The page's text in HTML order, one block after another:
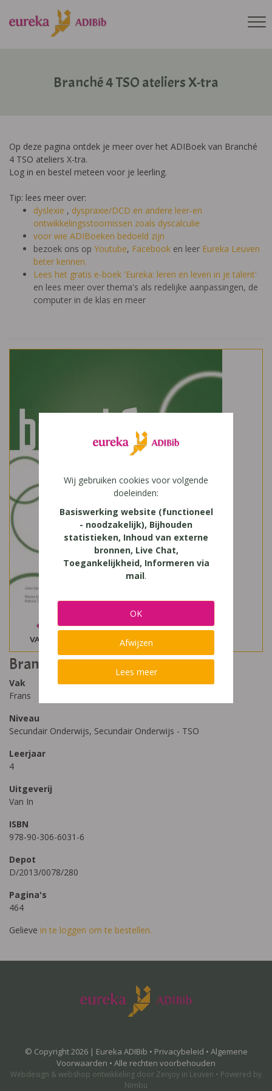
Branché 4 TSO ateliers X-tra
Op deze pagina ontdek je meer over het ADIBoek van Branché
4 TSO ateliers X-tra.
Log in en bestel meteen voor je leerling.
Tip: lees meer over:
dyslexie , dyspraxie/DCD en andere leer-en
ontwikkelingsstoornissen zoals dyscalculie
voor wie ADIBoeken bedoeld zijn
bezoek ons op Youtube, Facebook en leer Eureka Leuven
beter kennen.
Lees het gratis e-boek 'Eureka: leren en leven in je talent'
en lees meer over thema's als redelijke aanpassingen, de
computer in de klas en meer
Branché 4 TSO ateliers X-tra
Vak
Frans
Niveau
Secundair Onderwijs, Secundair Onderwijs - TSO
Leerjaar
4
Uitgeverij
Van In
ISBN
978-90-306-6031-6
Depot
D/2013/0078/280
Pagina's
464
Gelieve in te loggen om te bestellen.
© Copyright 2026 | Eureka ADIBib • Privacybeleid • Algemene
Voorwaarden • Alle rechten voorbehouden
Webdesign & webshop ontwikkeling door Zenjoy in Leuven • Powered by
Nimbu
Wij gebruiken cookies voor volgende
doeleinden:
Basiswerking website (functioneel
- noodzakelijk), Bijhouden
statistieken, Inhoud van externe
bronnen, Live Chat,
Toegankelijkheid, Informeren via
mail.
OK
Afwijzen
Lees meer